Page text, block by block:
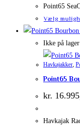
Point65
Vælg
Ikke på lager
Havkajakker,
Point65
kr.
Havkajak